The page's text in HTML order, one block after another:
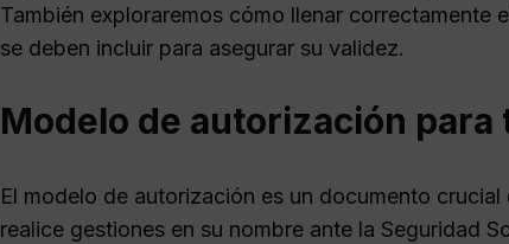
También exploraremos cómo llenar
se deben incluir para asegurar su validez.
Modelo de autorización
El modelo de autorización es un documento
realice gestiones en su nombre ante la Seguridad